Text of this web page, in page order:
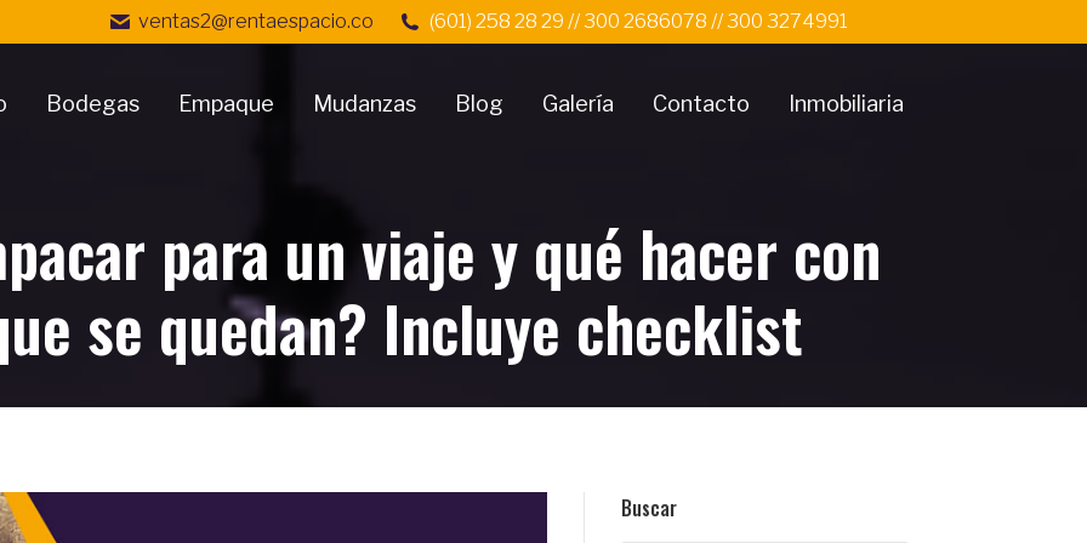
ventas2@rentaespacio.co (601) 258 28 29 // 300 2686078 // 300 3274991
Bodegas Empaque Mudanzas Blog Galería Contacto Inmobiliaria
para un viaje y qué hacer con
se quedan? Incluye checklist
Buscar